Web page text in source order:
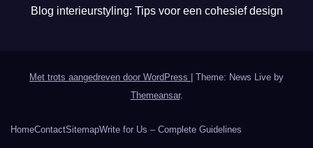
Blog interieurstyling: Tips voor een cohesief design
Met trots aangedreven door WordPress
Theme: News Live by
Themeansar.
HomeContactSitemapWrite for Us – Complete Guidelines